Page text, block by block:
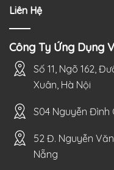
Liên Hệ
Công Ty Ứng Dụng
Số 11, Ngõ 162,
Xuân, Hà Nội
S04 Nguyễn Đình
52 Đ. Nguyễn
Nẵng